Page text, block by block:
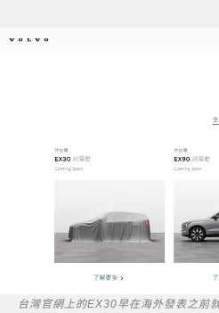
台灣官網上的EX30早在海外發表之前